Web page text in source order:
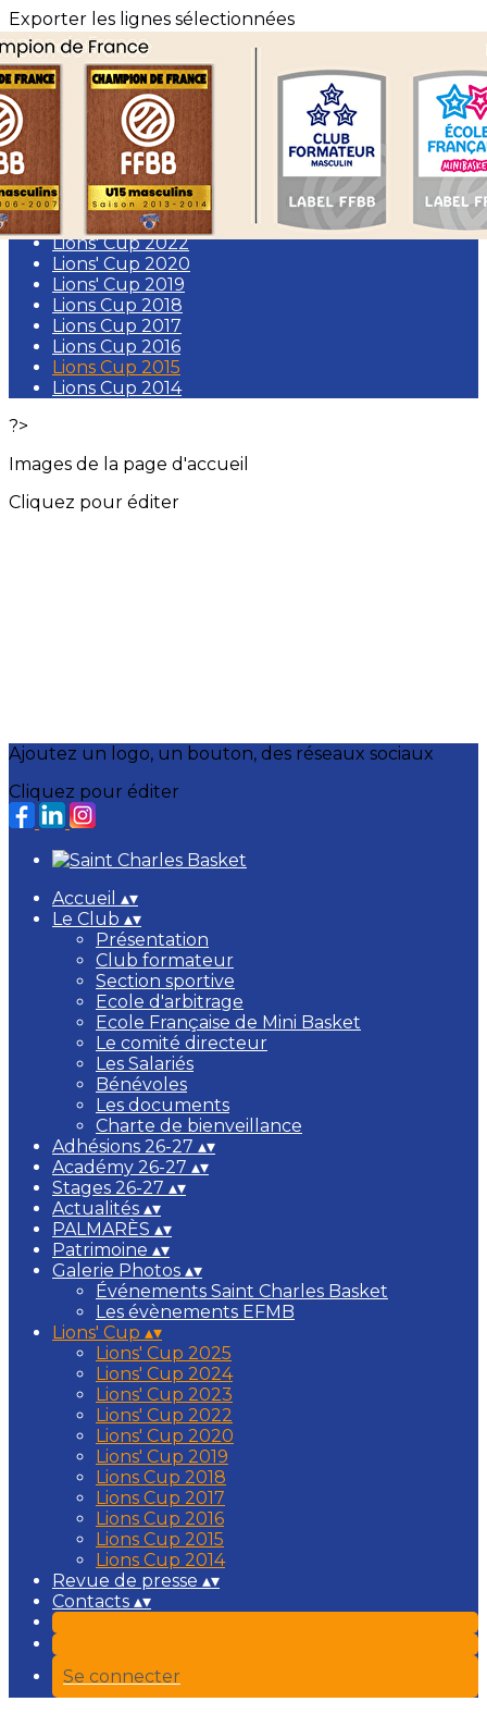
Exporter les lignes sélectionnées
Exporter toutes les colonnes
Exporter uniquement les colonnes affichées
Menu
<
>
Lions' Cup 2025
Lions' Cup 2024
Lions' Cup 2023
Lions' Cup 2022
Lions' Cup 2020
Lions' Cup 2019
Lions Cup 2018
Lions Cup 2017
Lions Cup 2016
Lions Cup 2015
Lions Cup 2014
?>
Images de la page d'accueil
Cliquez pour éditer
Ajoutez un logo, un bouton, des réseaux sociaux
Cliquez pour éditer
Accueil ▴▾
Le Club ▴▾
Présentation
Club formateur
Section sportive
Ecole d'arbitrage
Ecole Française de Mini Basket
Le comité directeur
Les Salariés
Bénévoles
Les documents
Charte de bienveillance
Adhésions 26-27 ▴▾
Académy 26-27 ▴▾
Stages 26-27 ▴▾
Actualités ▴▾
PALMARÈS ▴▾
Patrimoine ▴▾
Galerie Photos ▴▾
Événements Saint Charles Basket
Les évènements EFMB
Lions' Cup ▴▾
Lions' Cup 2025
Lions' Cup 2024
Lions' Cup 2023
Lions' Cup 2022
Lions' Cup 2020
Lions' Cup 2019
Lions Cup 2018
Lions Cup 2017
Lions Cup 2016
Lions Cup 2015
Lions Cup 2014
Revue de presse ▴▾
Contacts ▴▾
Se connecter